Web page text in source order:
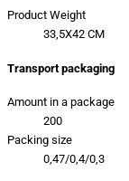
Product Weight
33,5X42 CM
Transport packaging
Amount in a package
200
Packing size
0,47/0,4/0,3